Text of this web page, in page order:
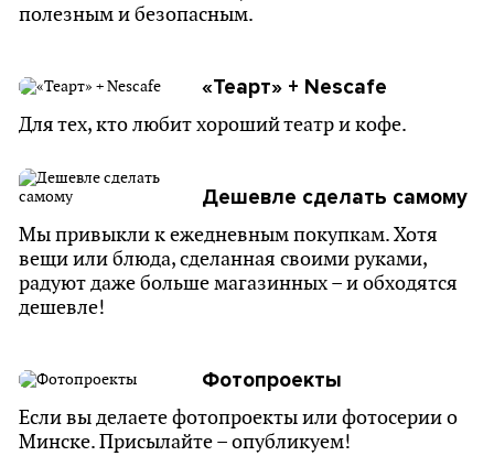
полезным и безопасным.
«Теарт» + Nescafe
Для тех, кто любит хороший театр и кофе.
Дешевле сделать самому
Мы привыкли к ежедневным покупкам. Хотя
вещи или блюда, сделанная своими руками,
радуют даже больше магазинных – и обходятся
дешевле!
Фотопроекты
Если вы делаете фотопроекты или фотосерии о
Минске. Присылайте – опубликуем!